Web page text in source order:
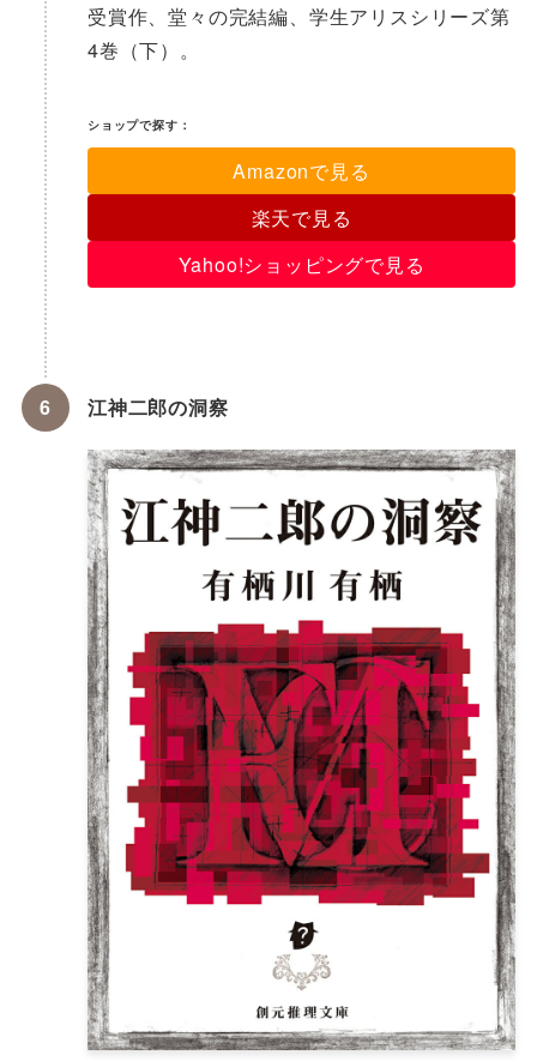
受賞作、堂々の完結編、学生アリスシリーズ第
4巻（下）。
ショップで探す：
Amazonで見る
楽天で見る
Yahoo!ショッピングで見る
江神二郎の洞察